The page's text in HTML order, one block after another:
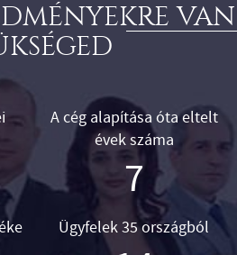
VAN
A cég alapítása óta eltelt
évek száma
10
Ügyfelek 35 országból